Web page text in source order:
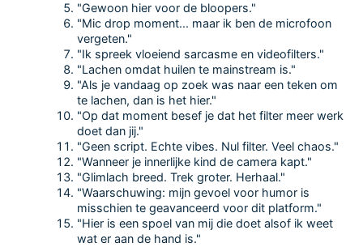
"Gewoon hier voor de bloopers."
"Mic drop moment... maar ik ben de microfoon
vergeten."
"Ik spreek vloeiend sarcasme en videofilters."
"Lachen omdat huilen te mainstream is."
"Als je vandaag op zoek was naar een teken om
te lachen, dan is het hier."
"Op dat moment besef je dat het filter meer werk
doet dan jij."
"Geen script. Echte vibes. Nul filter. Veel chaos."
"Wanneer je innerlijke kind de camera kapt."
"Glimlach breed. Trek groter. Herhaal."
"Waarschuwing: mijn gevoel voor humor is
misschien te geavanceerd voor dit platform."
"Hier is een spoel van mij die doet alsof ik weet
wat er aan de hand is."